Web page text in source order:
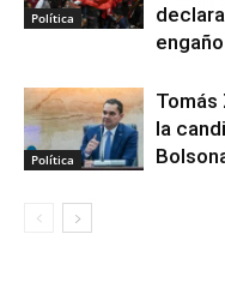
Política
Política
Tomás
la